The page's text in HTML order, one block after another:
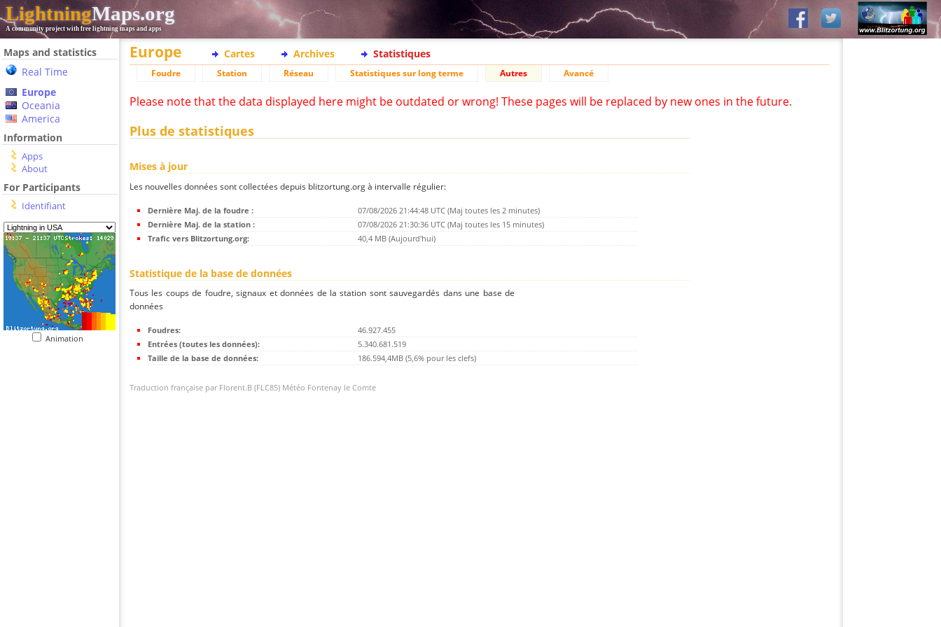
LightningMaps.org
A community project with free lightning maps and apps
Maps and statistics
Real Time
Europe
Oceania
America
Information
Apps
About
For Participants
Identifiant
Animation
Europe Cartes Archives Statistiques
Foudre Station Réseau Statistiques sur long terme Autres Avancé
Please note that the data displayed here might be outdated or wrong! These pages will be replaced by new ones in the future.
Plus de statistiques
Mises à jour
Les nouvelles données sont collectées depuis blitzortung.org à intervalle régulier:
Dernière Maj. de la foudre :
07/08/2026 21:44:48 UTC (Maj toutes les 2 minutes)
Dernière Maj. de la station :
07/08/2026 21:30:36 UTC (Maj toutes les 15 minutes)
Trafic vers Blitzortung.org:
40,4 MB (Aujourd'hui)
Statistique de la base de données
Tous les coups de foudre, signaux et données de la station sont sauvegardés dans une base de
données
Foudres:
46.927.455
Entrées (toutes les données):
5.340.681.519
Taille de la base de données:
186.594,4MB (5,6% pour les clefs)
Traduction française par Florent.B (FLC85) Météo Fontenay le Comte